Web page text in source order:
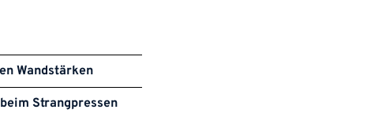
Wandstärken
Strangpressen